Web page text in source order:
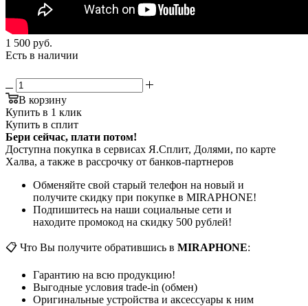
1 500 руб.
Есть в наличии
В корзину
Купить в 1 клик
Купить в сплит
Бери сейчас, плати потом!
Доступна покупка в сервисах Я.Сплит, Долями, по карте
Халва, а также в рассрочку от банков-партнеров
Обменяйте свой старый телефон на новый и
получите скидку при покупке в MIRAPHONE!
Подпишитесь на наши социальные сети и
находите промокод на скидку 500 рублей!
📋 Что Вы получите обратившись в MIRAPHONE:
Гарантию на всю продукцию!
Выгодные условия trade-in (обмен)
Оригинальные устройства и аксессуары к ним